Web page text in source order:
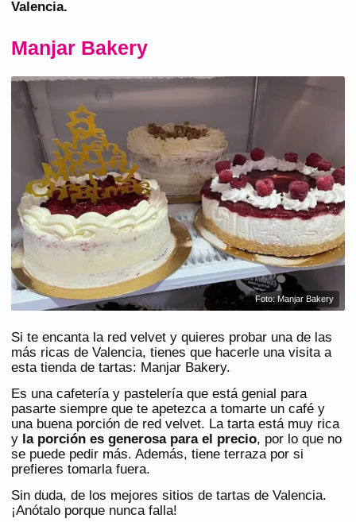
Valencia.
Manjar Bakery
Foto: Manjar Bakery
Si te encanta la red velvet y quieres probar una de las
más ricas de Valencia, tienes que hacerle una visita a
esta tienda de tartas: Manjar Bakery.
Es una cafetería y pastelería que está genial para
pasarte siempre que te apetezca a tomarte un café y
una buena porción de red velvet. La tarta está muy rica
y la porción es generosa para el precio, por lo que no
se puede pedir más. Además, tiene terraza por si
prefieres tomarla fuera.
Sin duda, de los mejores sitios de tartas de Valencia.
¡Anótalo porque nunca falla!